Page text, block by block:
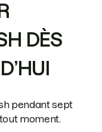
DÈS
pendant sept
moment.